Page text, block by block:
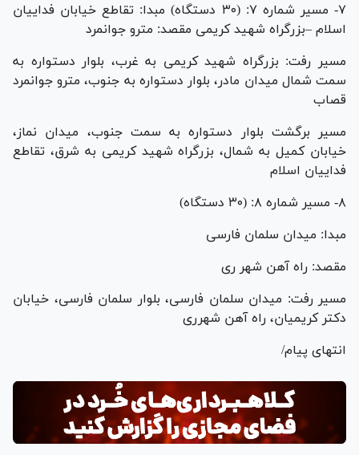
۷- مسیر شماره ۷: (۳۰ دستگاه) مبدا: تقاطع خیابان فداییان
اسلام –بزرگراه شهید کریمی مقصد: مترو جوانمرد
مسیر رفت: بزرگراه شهید کریمی به غرب، بلوار دستواره به
سمت شمال میدان مادر، بلوار دستواره به جنوب، مترو جوانمرد
قصاب
مسیر برگشت بلوار دستواره به سمت جنوب، میدان نماز،
خیابان کمیل به شمال، بزرگراه شهید کریمی به شرق، تقاطع
فداییان اسلام
۸- مسیر شماره ۸: (۳۰ دستگاه)
مبدا: میدان سلمان فارسی
مقصد: راه آهن شهر ری
مسیر رفت: میدان سلمان فارسی، بلوار سلمان فارسی، خیابان
دکتر کریمیان، راه آهن شهرری
انتهای پیام/